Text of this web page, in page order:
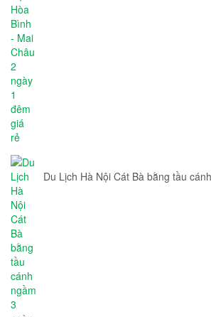
Du Lịch Hà Nội Cát Bà bằng tầu